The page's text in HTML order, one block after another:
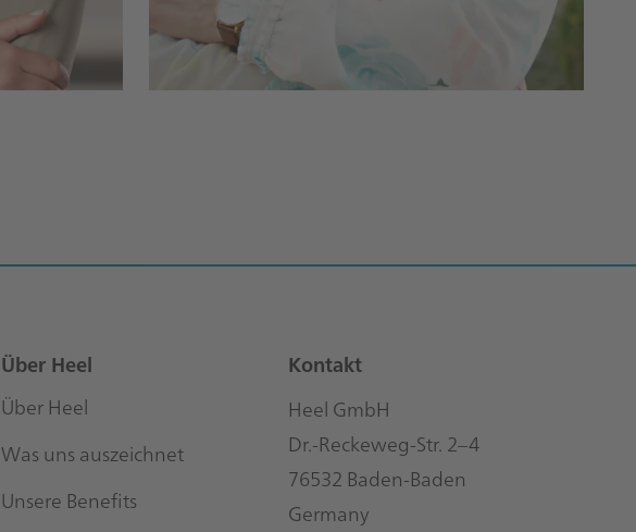
Über Heel
Über Heel
Was uns auszeichnet
Unsere Benefits
Kontakt
Heel GmbH
Dr.-Reckeweg-Str. 2–4
76532 Baden-Baden
Germany